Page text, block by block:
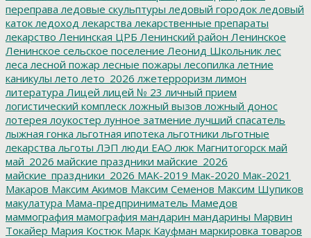
переправа ледовые скульптуры ледовый городок ледовый
каток ледоход лекарства лекарственные препараты
лекарство Ленинская ЦРБ Ленинский район Ленинское
Ленинское сельское поселение Леонид Школьник лес
леса лесной пожар лесные пожары лесопилка летние
каникулы лето лето_2026 лжетерроризм лимон
литература Лицей лицей № 23 личный прием
логистический комплеск ложный вызов ложный донос
лотерея лоукостер лунное затмение лучший спасатель
лыжная гонка льготная ипотека льготники льготные
лекарства льготы ЛЭП люди ЕАО люк Магнитогорск май
май_2026 майские праздники майские_2026
майские_праздники_2026 МАК-2019 Мак-2020 Мак-2021
Макаров Максим Акимов Максим Семенов Максим Шупиков
макулатура Мама-предприниматель Мамедов
маммография мамография мандарин мандарины Марвин
Токайер Мария Костюк Марк Кауфман маркировка товаров